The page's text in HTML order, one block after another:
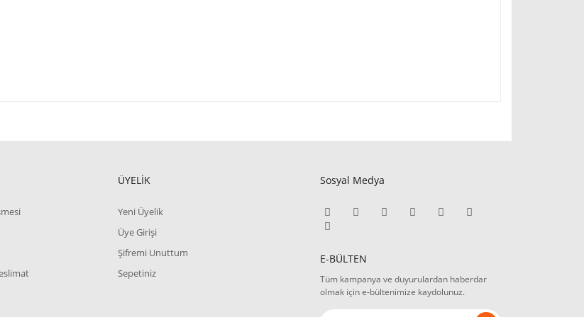
ÜYELİK
Yeni Üyelik
Üye Girişi
Şifremi Unuttum
Sepetiniz
Sosyal Medya
E-BÜLTEN
Tüm kampanya ve duyurulardan haberdar
olmak için e-bültenimize kaydolunuz.